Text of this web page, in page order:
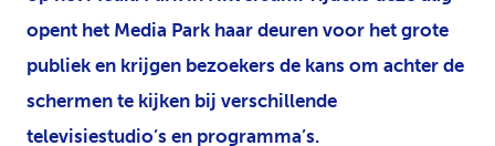
opent het Media Park haar deuren voor het grote
publiek en krijgen bezoekers de kans om achter de
schermen te kijken bij verschillende
televisiestudio’s en programma’s.